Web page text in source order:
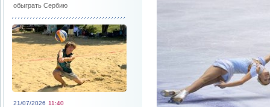
обыграть Сербию
21/07/2026 11:40